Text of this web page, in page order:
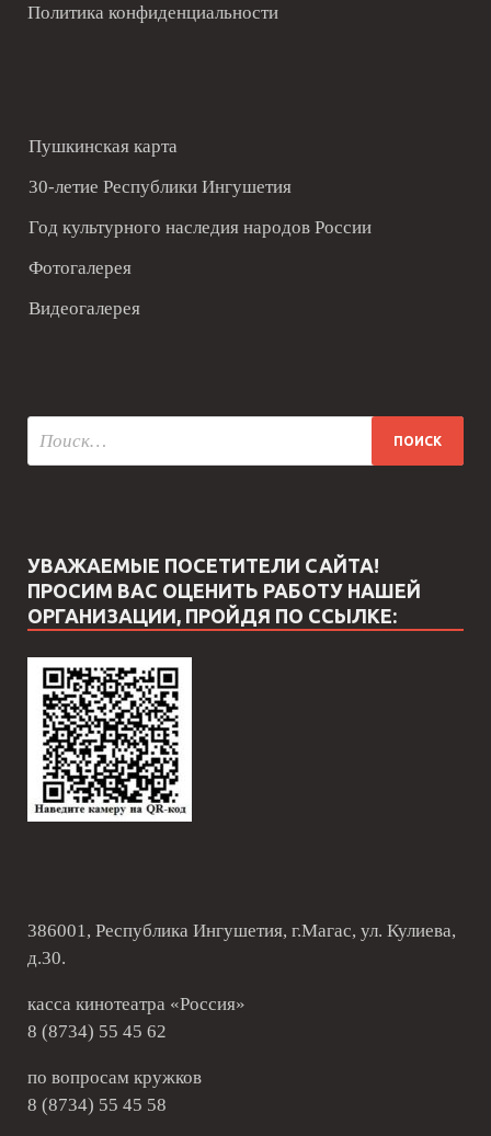
Политика конфиденциальности
Пушкинская карта
30-летие Республики Ингушетия
Год культурного наследия народов России
Фотогалерея
Видеогалерея
УВАЖАЕМЫЕ ПОСЕТИТЕЛИ САЙТА!
ПРОСИМ ВАС ОЦЕНИТЬ РАБОТУ НАШЕЙ
ОРГАНИЗАЦИИ, ПРОЙДЯ ПО ССЫЛКЕ:
386001, Республика Ингушетия, г.Магас, ул. Кулиева,
д.30.
касса кинотеатра «Россия»
8 (8734) 55 45 62
по вопросам кружков
8 (8734) 55 45 58